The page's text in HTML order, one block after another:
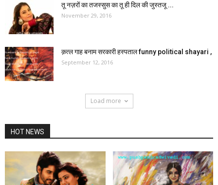
तू नज़रों का तजस्सुस का तू ही दिल की जुस्तजू ...
November 29, 2016
क़त्ल गाह बनाम सरकारी हस्पताल funny political shayari ,
September 12, 2016
Load more
HOT NEWS